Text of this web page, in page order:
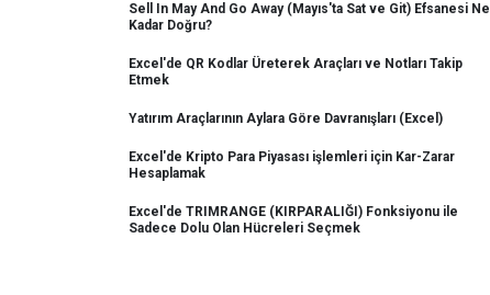
Sell In May And Go Away (Mayıs'ta Sat ve Git) Efsanesi Ne
Kadar Doğru?
Excel'de QR Kodlar Üreterek Araçları ve Notları Takip
Etmek
Yatırım Araçlarının Aylara Göre Davranışları (Excel)
Excel'de Kripto Para Piyasası işlemleri için Kar-Zarar
Hesaplamak
Excel'de TRIMRANGE (KIRPARALIĞI) Fonksiyonu ile
Sadece Dolu Olan Hücreleri Seçmek